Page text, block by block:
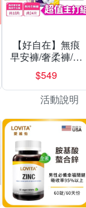
【好自在】無痕
早安褲/奢柔褲/熊
抱安睡褲 超值組
任選一組 -生理
褲/衛生棉褲(無痕
褲18片、安睡褲
24片)
$549
活動說明